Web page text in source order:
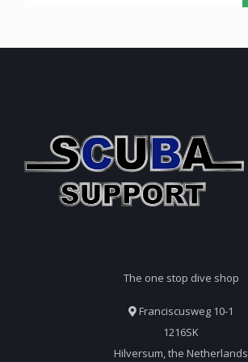
The one stop dive shop
Franciscusweg 10-1
1216SK
Hilversum, the Netherlands